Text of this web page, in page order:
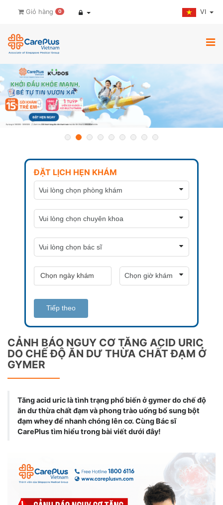
Giỏ hàng 0 VI
ĐẶT LỊCH HẸN KHÁM
Tiếp theo
CẢNH BÁO NGUY CƠ TĂNG ACID URIC
DO CHẾ ĐỘ ĂN DƯ THỪA CHẤT ĐẠM Ở
GYMER
Tăng acid uric là tình trạng phổ biến ở gymer do chế độ
ăn dư thừa chất đạm và phong trào uống bổ sung bột
đạm whey để nhanh chóng lên cơ. Cùng Bác sĩ
CarePlus tìm hiểu trong bài viết dưới đây!